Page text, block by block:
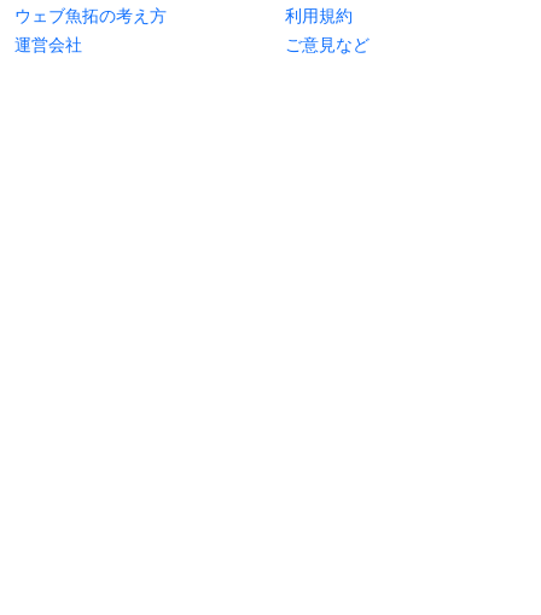
ウェブ魚拓の考え方
利用規約
運営会社
ご意見など